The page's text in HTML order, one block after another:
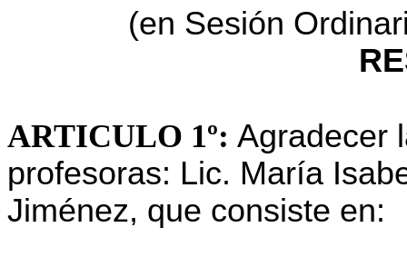
(en Sesión
ARTICULO 1º: Agradecer
profesoras: Lic. María
Jiménez, que consiste en: